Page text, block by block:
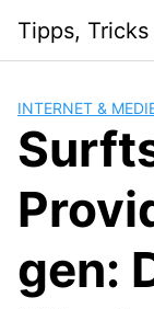
content
Tipps,
INTERNET &
gen: